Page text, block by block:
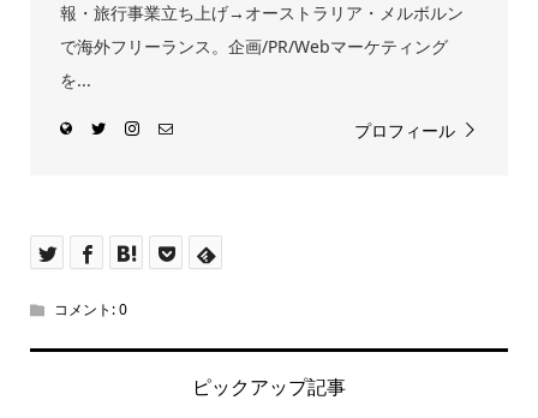
報・旅行事業立ち上げ→オーストラリア・メルボルン
で海外フリーランス。企画/PR/Webマーケティング
を...
プロフィール
コメント:0
ピックアップ記事